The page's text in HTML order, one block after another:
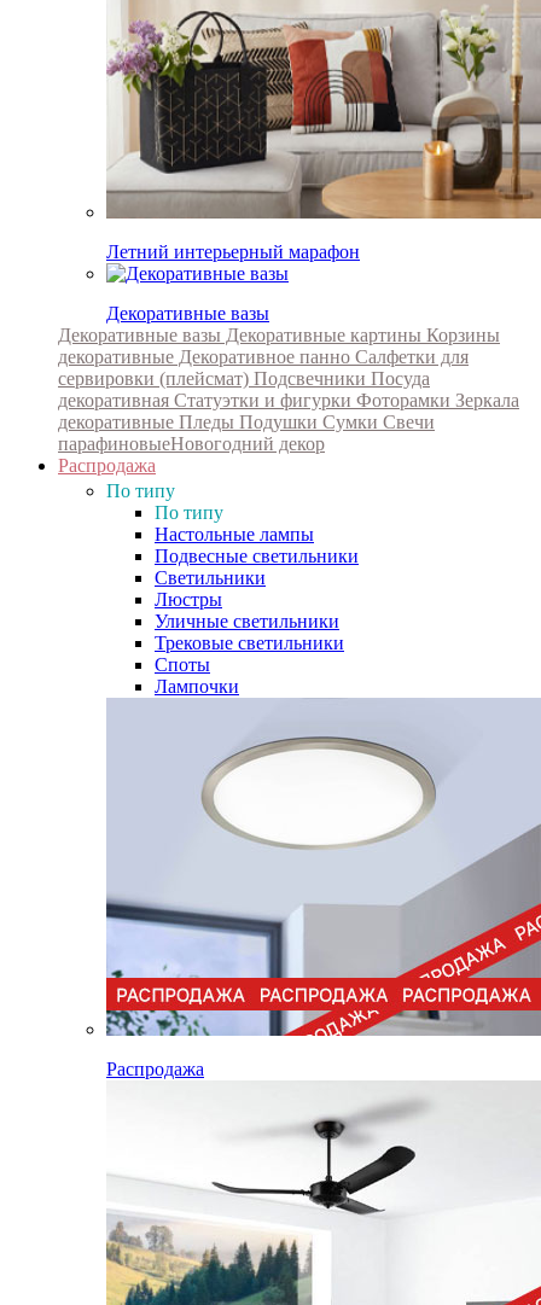
Летний интерьерный марафон
Декоративные вазы
Декоративные вазы Декоративные картины Корзины
декоративные Декоративное панно Салфетки для
сервировки (плейсмат) Подсвечники Посуда
декоративная Статуэтки и фигурки Фоторамки Зеркала
декоративные Пледы Подушки Сумки Свечи
парафиновыеНовогодний декор
Распродажа
По типу
По типу
Настольные лампы
Подвесные светильники
Светильники
Люстры
Уличные светильники
Трековые светильники
Споты
Лампочки
Распродажа